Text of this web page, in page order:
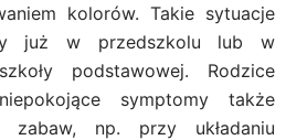
kolorów. Takie sytuacje
już w przedszkolu lub w
podstawowej. Rodzice
symptomy także
zabaw, np. przy układaniu